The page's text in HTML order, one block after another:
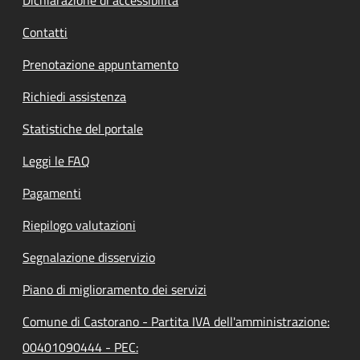
Contatti
Prenotazione appuntamento
Richiedi assistenza
Statistiche del portale
Leggi le FAQ
Pagamenti
Riepilogo valutazioni
Segnalazione disservizio
Piano di miglioramento dei servizi
Comune di Castorano - Partita IVA dell'amministrazione:
00401090444 - PEC: